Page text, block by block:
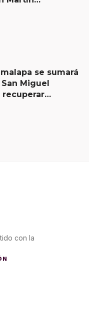
se sumará
Miguel
recuperar
con la